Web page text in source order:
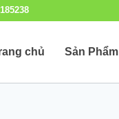
chủ Sản Phẩm